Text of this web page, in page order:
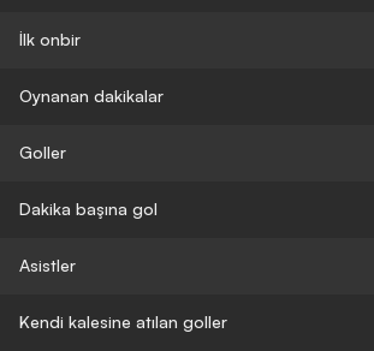
İlk onbir
Oynanan dakikalar
Goller
Dakika başına gol
Asistler
Kendi kalesine atılan goller